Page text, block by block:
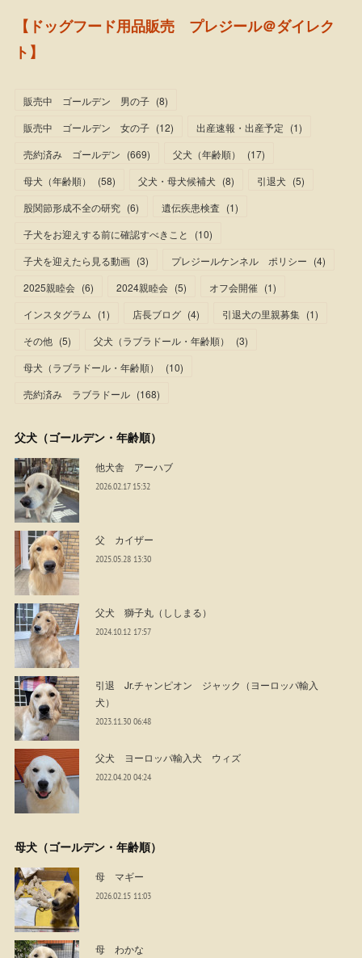
【ドッグフード用品販売 プレジール＠ダイレク
ト】
販売中 ゴールデン 男の子 (8)
販売中 ゴールデン 女の子 (12) 出産速報・出産予定 (1)
売約済み ゴールデン (669) 父犬（年齢順） (17)
母犬（年齢順）
(58) 父犬・母犬候補犬 (8) 引退犬 (5)
股関節形成不全の研究 (6) 遺伝疾患検査 (1)
子犬をお迎えする前に確認すべきこと
(10)
子犬を迎えたら見る動画 (3) プレジールケンネル ポリシー (4)
2025親睦会 (6) 2024親睦会 (5) オフ会開催 (1)
インスタグラム (1) 店長ブログ (4) 引退犬の里親募集 (1)
その他 (5) 父犬（ラブラドール・年齢順） (3)
母犬（ラブラドール・年齢順）
(10)
売約済み ラブラドール (168)
父犬（ゴールデン・年齢順）
他犬舎 アーハブ
2026.02.17 15:32
父 カイザー
2025.05.28 13:30
父犬 獅子丸（ししまる）
2024.10.12 17:57
引退 Jr.チャンピオン ジャック（ヨーロッパ輸入
犬）
2023.11.30 06:48
父犬 ヨーロッパ輸入犬 ウィズ
2022.04.20 04:24
母犬（ゴールデン・年齢順）
母 マギー
2026.02.15 11:03
母 わかな